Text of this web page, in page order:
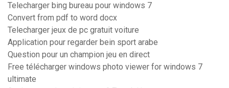
Telecharger bing bureau pour windows 7
Convert from pdf to word docx
Telecharger jeux de pc gratuit voiture
Application pour regarder bein sport arabe
Question pour un champion jeu en direct
Free télécharger windows photo viewer for windows 7
ultimate